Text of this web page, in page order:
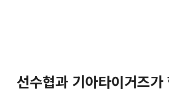
선수협과 기아타이거즈